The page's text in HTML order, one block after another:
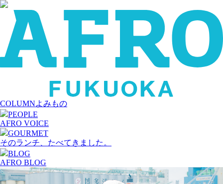
COLUMNよみもの
PEOPLE
AFRO VOICE
GOURMET
そのランチ、たべてきました。
BLOG
AFRO BLOG